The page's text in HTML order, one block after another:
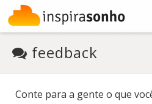
feedback
Conte para a gente o que